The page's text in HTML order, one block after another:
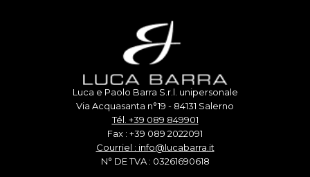
Luca e Paolo Barra S.r.l. unipersonale
Via Acquasanta n°19 - 84131 Salerno
Tél. +39 089 849901
Fax : +39 089 2022091
Courriel : info@lucabarra.it
N° DE TVA : 03261690618